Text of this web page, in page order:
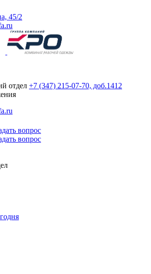
45/2
отдел +7 (347) 215-07-70, доб.1412
вопрос
вопрос